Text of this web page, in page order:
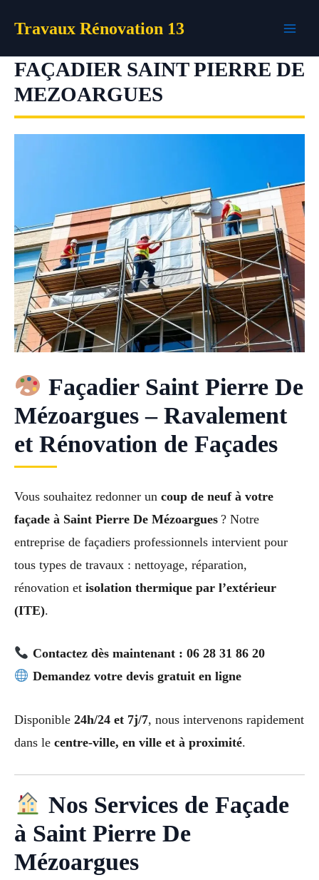
Travaux Rénovation 13
FAÇADIER SAINT PIERRE DE
MEZOARGUES
Façadier Saint Pierre De
Mézoargues – Ravalement
et Rénovation de Façades
Vous souhaitez redonner un coup de neuf à votre
façade à Saint Pierre De Mézoargues ? Notre
entreprise de façadiers professionnels intervient pour
tous types de travaux : nettoyage, réparation,
rénovation et isolation thermique par l’extérieur
(ITE).
Contactez dès maintenant : 06 28 31 86 20
Demandez votre devis gratuit en ligne
Disponible 24h/24 et 7j/7, nous intervenons rapidement
dans le centre-ville, en ville et à proximité.
Nos Services de Façade
à Saint Pierre De
Mézoargues